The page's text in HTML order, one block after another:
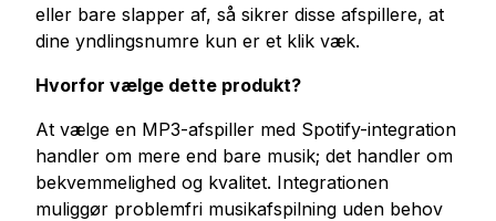
eller bare slapper af, så sikrer disse afspillere, at
dine yndlingsnumre kun er et klik væk.
Hvorfor vælge dette produkt?
At vælge en MP3-afspiller med Spotify-integration
handler om mere end bare musik; det handler om
bekvemmelighed og kvalitet. Integrationen
muliggør problemfri musikafspilning uden behov